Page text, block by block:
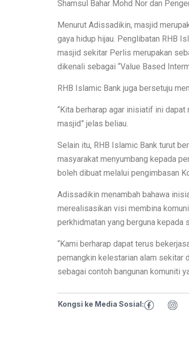
Shamsul Bahar Mohd Nor dan
Menurut Adissadikin, masjid
gaya hidup hijau. Penglibatan RHB
masjid sekitar Perlis merupakan
dikenali sebagai “Value Based
RHB Islamic Bank juga bersetuju
“Kita berharap agar inisiatif ini
masjid” jelas beliau.
Selain itu, RHB Islamic Bank turut
masyarakat menyumbang kepada
boleh dibuat melalui pengimbasan
Adissadikin menambah bahawa
merealisasikan visi membina
perkhidmatan yang berguna kepada
“Kami berharap dapat terus
pemangkin kelestarian alam sekitar
sebagai contoh bangunan komuniti
Kongsi ke Media Sosial: